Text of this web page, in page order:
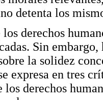
detenta los
derechos
Sin
la solidez
expresa en tres
derechos